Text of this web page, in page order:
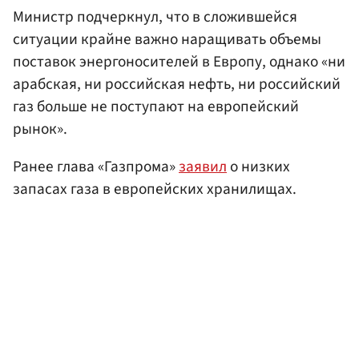
Министр подчеркнул, что в сложившейся
ситуации крайне важно наращивать объемы
поставок энергоносителей в Европу, однако «ни
арабская, ни российская нефть, ни российский
газ больше не поступают на европейский
рынок».
Ранее глава «Газпрома»заявило низких
запасах газа в европейских хранилищах.